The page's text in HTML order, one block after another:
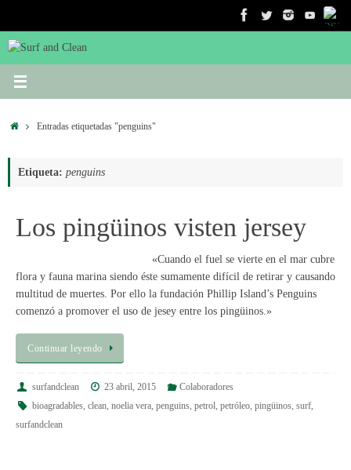
contenido
InicioEntradas etiquetadas "penguins"
Etiqueta: penguins
Los pingüinos visten jersey
«Cuando el fuel se vierte en el mar cubre
flora y fauna marina siendo éste sumamente difícil de retirar y causando
multitud de muertes. Por ello la fundación Phillip Island’s Penguins
comenzó a promover el uso de jesey entre los pingüinos.»
Continuar leyendo
surfandclean 23 abril, 2015
Colaboradores
bioagradables, clean, noelia vera, penguins, petrol, petróleo, pingüinos, surf,
surfandclean